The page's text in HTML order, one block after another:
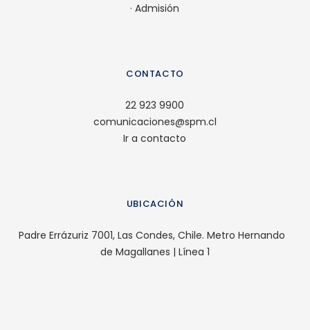
·Admisión
CONTACTO
22 923 9900
comunicaciones@spm.cl
Ir a contacto
UBICACIÓN
Padre Errázuriz 7001, Las Condes, Chile. Metro Hernando
de Magallanes | Línea 1